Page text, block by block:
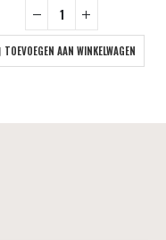
TOEVOEGEN AAN WINKELWAGEN